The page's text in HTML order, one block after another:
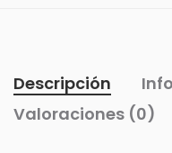
Descripción
Valoraciones (0)